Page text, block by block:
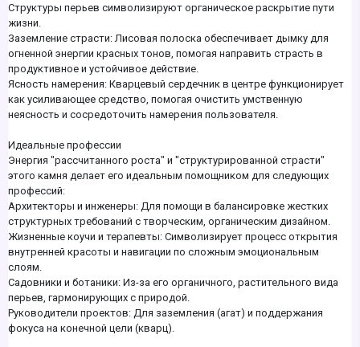
Структуры перьев символизируют органическое раскрытие пути
жизни.
Заземление страсти: Лисовая полоска обеспечивает дымку для
огненной энергии красных тонов, помогая направить страсть в
продуктивное и устойчивое действие.
Ясность намерения: Кварцевый сердечник в центре функционирует
как усиливающее средство, помогая очистить умственную
неясность и сосредоточить намерения пользователя.
Идеальные профессии
Энергия "рассчитанного роста" и "структурированной страсти"
этого камня делает его идеальным помощником для следующих
профессий:
Архитекторы и инженеры: Для помощи в балансировке жестких
структурных требований с творческим, органическим дизайном.
Жизненные коучи и терапевты: Символизирует процесс открытия
внутренней красоты и навигации по сложным эмоциональным
слоям.
Садовники и ботаники: Из-за его органичного, растительного вида
перьев, гармонирующих с природой.
Руководители проектов: Для заземления (агат) и поддержания
фокуса на конечной цели (кварц).